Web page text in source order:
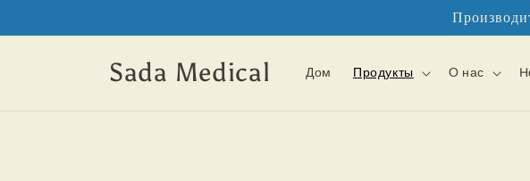
контенту
Sada Medical Дом Продукты О нас